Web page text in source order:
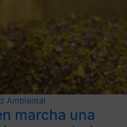
Ambiental
marcha una